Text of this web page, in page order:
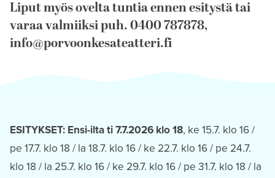
Liput myös ovelta tuntia ennen esitystä tai
varaa valmiiksi puh. 0400 787878,
info@porvoonkesateatteri.fi
ESITYKSET: Ensi-ilta ti 7.7.2026 klo 18, ke 15.7. klo 16 /
pe 17.7. klo 18 / la 18.7. klo 16 / ke 22.7. klo 16 / pe 24.7.
klo 18 / la 25.7. klo 16 / ke 29.7. klo 16 / pe 31.7. klo 18 / la